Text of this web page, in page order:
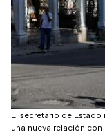
El secretario de
una nueva relación con